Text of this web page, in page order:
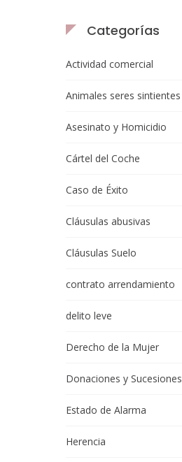
Categorías
Actividad comercial
Animales seres sintientes
Asesinato y Homicidio
Cártel del Coche
Caso de Éxito
Cláusulas abusivas
Cláusulas Suelo
contrato arrendamiento
delito leve
Derecho de la Mujer
Donaciones y Sucesiones
Estado de Alarma
Herencia